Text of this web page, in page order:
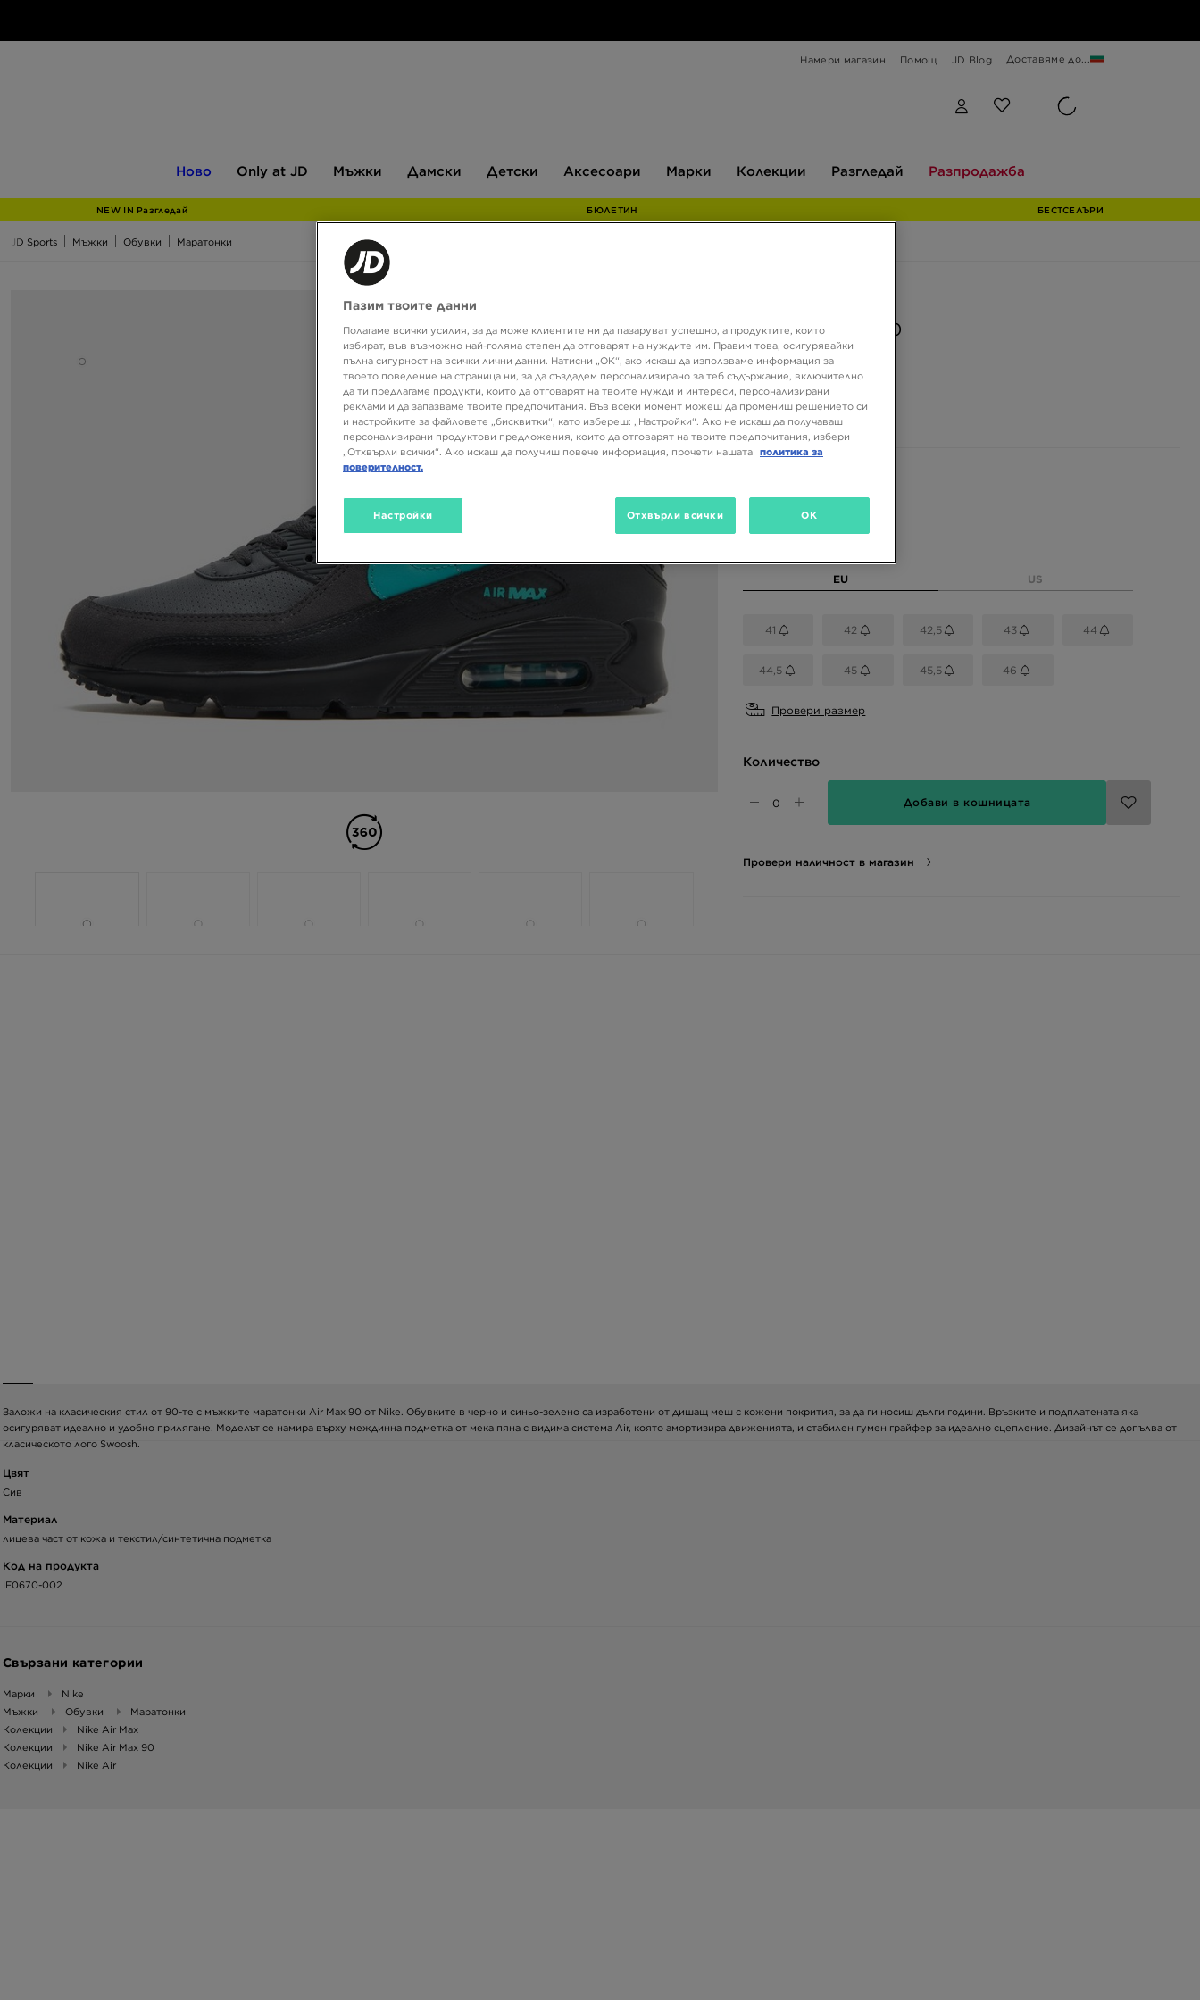
Намери магазин Помощ JD Blog Доставяме до...
Ново
JD
Only at JD Мъжки Дамски Детски Аксесоари Марки Колекции Разгледай Разпродажба
NEW IN Разгледай БЮЛЕТИН БЕСТСЕЛЪРИ
JD Sports Мъжки Обувки Маратонки
NIKE AIR MAX 90
95,99 €
187,74 ЛВ.
Сив
EU US
41 42 42,5 43 44
44,5 45 45,5 46
Провери размер
Количество
Добави в кошницата
Провери наличност в магазин
Заложи на класическия стил от 90-те с мъжките маратонки Air Max 90 от Nike. Обувките в черно и синьо-зелено са изработени от дишащ меш с кожени покрития, за да ги носиш дълги години. Връзките и подплатената яка
осигуряват идеално и удобно прилягане. Моделът се намира върху междинна подметка от мека пяна с видима система Air, която амортизира движенията, и стабилен гумен грайфер за идеално сцепление. Дизайнът се допълва от
класическото лого Swoosh.
Цвят
Сив
Материал
лицева част от кожа и текстил/синтетична подметка
Код на продукта
IF0670-002
Свързани категории
Марки
Nike
Мъжки
Обувки
Маратонки
Колекции
Nike Air Max
Колекции
Nike Air Max 90
Колекции
Nike Air
Пазим твоите данни
Полагаме всички усилия, за да може клиентите ни да пазаруват успешно, а продуктите, които
избират, във възможно най-голяма степен да отговарят на нуждите им. Правим това, осигурявайки
пълна сигурност на всички лични данни. Натисни „ОК“, ако искаш да използваме информация за
твоето поведение на страница ни, за да създадем персонализирано за теб съдържание, включително
да ти предлагаме продукти, които да отговарят на твоите нужди и интереси, персонализирани
реклами и да запазваме твоите предпочитания. Във всеки момент можеш да промениш решението си
и настройките за файловете „бисквитки“, като избереш: „Настройки“. Ако не искаш да получаваш
персонализирани продуктови предложения, които да отговарят на твоите предпочитания, избери
„Отхвърли всички“. Ако искаш да получиш повече информация, прочети нашата политика за
поверителност.
Настройки Отхвърли всички OK